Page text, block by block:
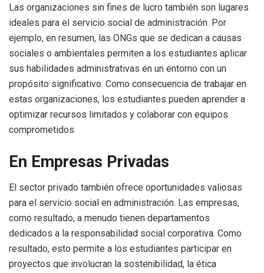
Las organizaciones sin fines de lucro también son lugares
ideales para el servicio social de administración. Por
ejemplo, en resumen, las ONGs que se dedican a causas
sociales o ambientales permiten a los estudiantes aplicar
sus habilidades administrativas en un entorno con un
propósito significativo. Como consecuencia de trabajar en
estas organizaciones, los estudiantes pueden aprender a
optimizar recursos limitados y colaborar con equipos
comprometidos.
En Empresas Privadas
El sector privado también ofrece oportunidades valiosas
para el servicio social en administración. Las empresas,
como resultado, a menudo tienen departamentos
dedicados a la responsabilidad social corporativa. Como
resultado, esto permite a los estudiantes participar en
proyectos que involucran la sostenibilidad, la ética